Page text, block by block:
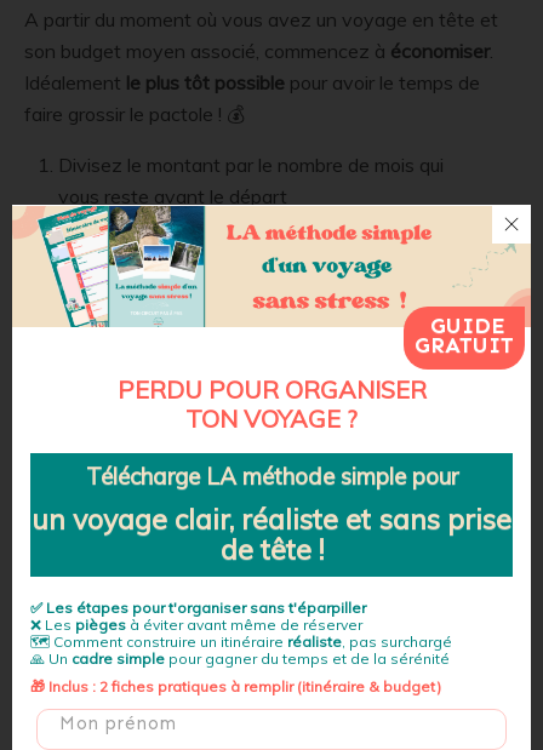
A partir du moment où vous avez un voyage en tête et
son budget moyen associé, commencez à économiser.
Idéalement le plus tôt possible pour avoir le temps de
faire grossir le pactole ! 💰
Divisez le montant par le nombre de mois qui
vous reste avant le départ
Créez-vous un
compte d’épargnedédié pour y
verser régulièrement de l’argent
2ème technique : étalez les dépenses !
Mon moyen préféré pour faire passer les dépenses plus
facilement c’est de lesmensualiser. J’étale chaque
dépense dans le temps dès que je commence à planifier
mon voyage.
: achat des billets
🛌3 mois avant
: réservation des logements à
payer en avance
🚌2 mois avant: réservation des transports
locaux (location de voiture, ferry, bus…)
🤿1 mois avant
GUIDE
GRATUIT
PERDU POUR ORGANISER
TON VOYAGE ?
Télécharge LA méthode simple pour
un voyage clair, réaliste et sans prise
de tête!
✅ Les étapes pour t'organiser sans t'éparpiller
❌ Les pièges à éviter avant même de réserver
🗺 Comment construire un itinéraire réaliste , pas surchargé
🙏 Un cadre simple pour gagner du temps et de la sérénité
🎁 Inclus : 2 fiches pratiques à remplir (itinéraire & budget)